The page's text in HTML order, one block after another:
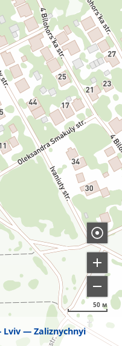
Lviv Zaliznychnyi
50 м